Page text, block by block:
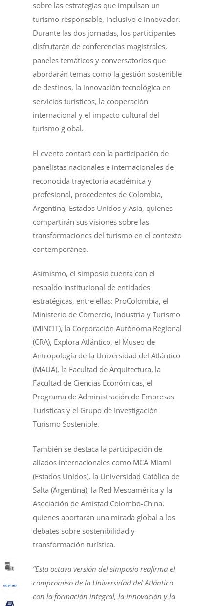
sobre las estrategias que impulsan un
turismo responsable, inclusivo e innovador.
Durante las dos jornadas, los participantes
disfrutarán de conferencias magistrales,
paneles temáticos y conversatorios que
abordarán temas como la gestión sostenible
de destinos, la innovación tecnológica en
servicios turísticos, la cooperación
internacional y el impacto cultural del
turismo global.
El evento contará con la participación de
panelistas nacionales e internacionales de
reconocida trayectoria académica y
profesional, procedentes de Colombia,
Argentina, Estados Unidos y Asia, quienes
compartirán sus visiones sobre las
transformaciones del turismo en el contexto
contemporáneo.
Asimismo, el simposio cuenta con el
respaldo institucional de entidades
estratégicas, entre ellas: ProColombia, el
Ministerio de Comercio, Industria y Turismo
(MINCIT), la Corporación Autónoma Regional
(CRA), Explora Atlántico, el Museo de
Antropología de la Universidad del Atlántico
(MAUA), la Facultad de Arquitectura, la
Facultad de Ciencias Económicas, el
Programa de Administración de Empresas
Turísticas y el Grupo de Investigación
Turismo Sostenible.
También se destaca la participación de
aliados internacionales como MCA Miami
(Estados Unidos), la Universidad Católica de
Salta (Argentina), la Red Mesoamérica y la
Asociación de Amistad Colombo-China,
quienes aportarán una mirada global a los
debates sobre sostenibilidad y
transformación turística.
“Esta octava versión del simposio reafirma el
compromiso de la Universidad del Atlántico
con la formación integral, la innovación y la